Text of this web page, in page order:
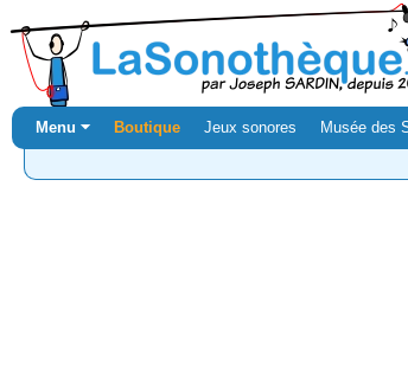
Menu ⏷ Boutique Jeux sonores Musée des